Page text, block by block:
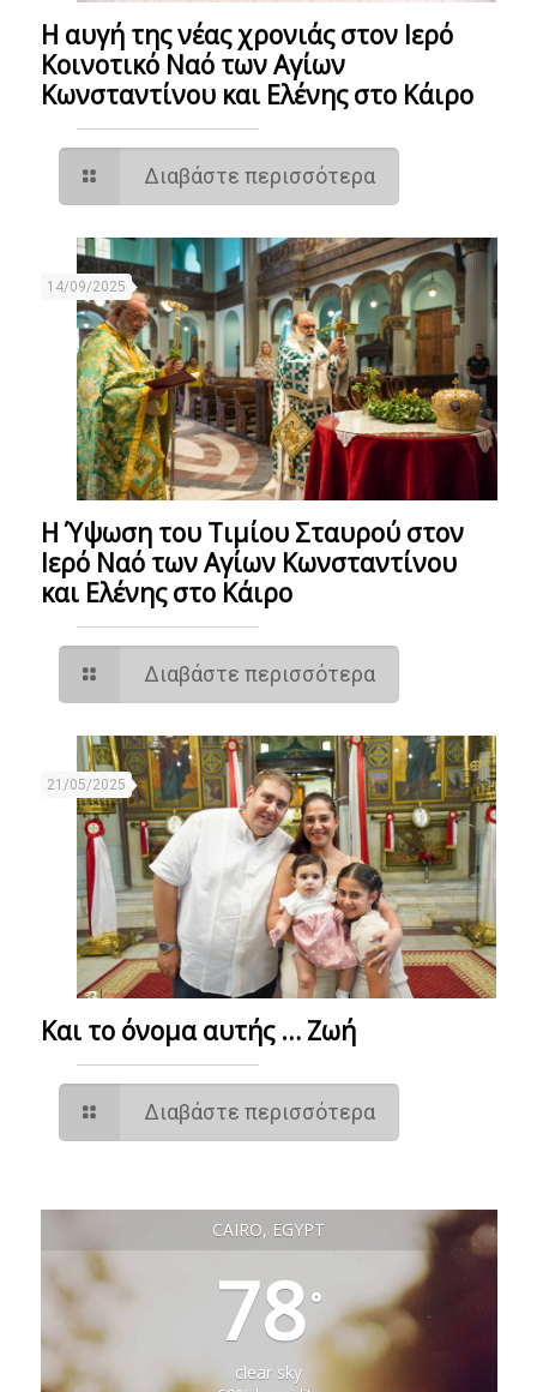
Η αυγή της νέας χρονιάς στον Ιερό
Κοινοτικό Ναό των Αγίων
Κωνσταντίνου και Ελένης στο Κάιρο
Διαβάστε περισσότερα
14/09/2025
Η Ύψωση του Τιμίου Σταυρού στον
Ιερό Ναό των Αγίων Κωνσταντίνου
και Ελένης στο Κάιρο
Διαβάστε περισσότερα
21/05/2025
Και το όνομα αυτής … Ζωή
Διαβάστε περισσότερα
CAIRO, EGYPT
78°
clear sky